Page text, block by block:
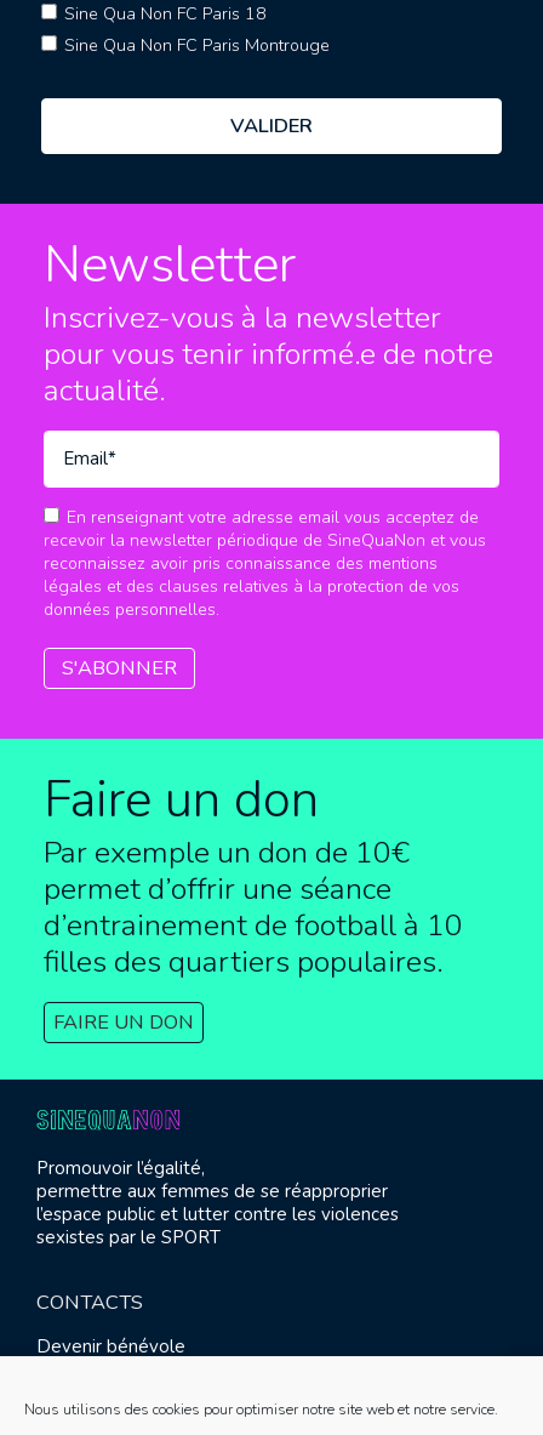
Nous utilisons des cookies pour optimiser notre site web et notre service.
Sine Qua Non FC Paris 18
Sine Qua Non FC Paris Montrouge
Newsletter
Inscrivez-vous à la newsletter
pour vous tenir informé.e de notre
actualité.
En renseignant votre adresse email vous acceptez de
recevoir la newsletter périodique de SineQuaNon et vous
reconnaissez avoir pris connaissance des mentions
légales et des clauses relatives à la protection de vos
données personnelles.
Faire un don
Par exemple un don de 10€
permet d’offrir une séance
d’entrainement de football à 10
filles des quartiers populaires.
FAIRE UN DON
Promouvoir l’égalité,
permettre aux femmes de se réapproprier
l’espace public et lutter contre les violences
sexistes par le SPORT
CONTACTS
Devenir bénévole
Contact